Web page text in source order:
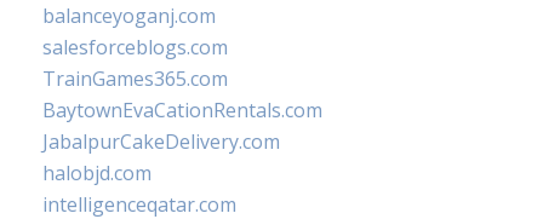
balanceyoganj.com
salesforceblogs.com
TrainGames365.com
BaytownEvaCationRentals.com
JabalpurCakeDelivery.com
halobjd.com
intelligenceqatar.com